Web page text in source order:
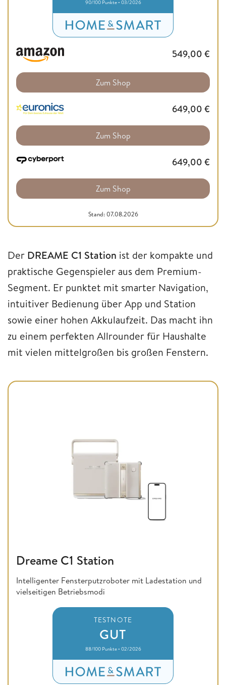
90/100 Punkte • 03/2026
549,00 €
Zum Shop
649,00 €
Zum Shop
649,00 €
Zum Shop
Stand: 07.08.2026
Der DREAME C1 Station ist der kompakte und
praktische Gegenspieler aus dem Premium-
Segment. Er punktet mit smarter Navigation,
intuitiver Bedienung über App und Station
sowie einer hohen Akkulaufzeit. Das macht ihn
zu einem perfekten Allrounder für Haushalte
mit vielen mittelgroßen bis großen Fenstern.
Dreame C1 Station
Intelligenter Fensterputzroboter mit Ladestation und
vielseitigen Betriebsmodi
TESTNOTE
GUT
88/100 Punkte • 02/2026